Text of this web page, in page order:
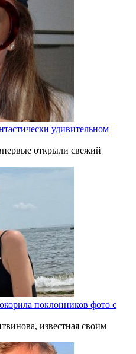
удивительном
открыли свежий
поклонников фото с
известная своим